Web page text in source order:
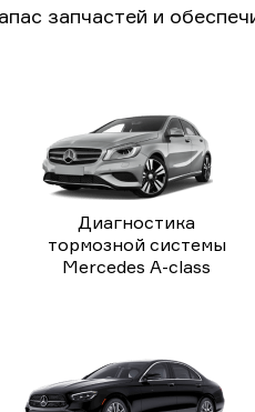
запчастей и
Диагностика
тормозной системы
Mercedes A-class